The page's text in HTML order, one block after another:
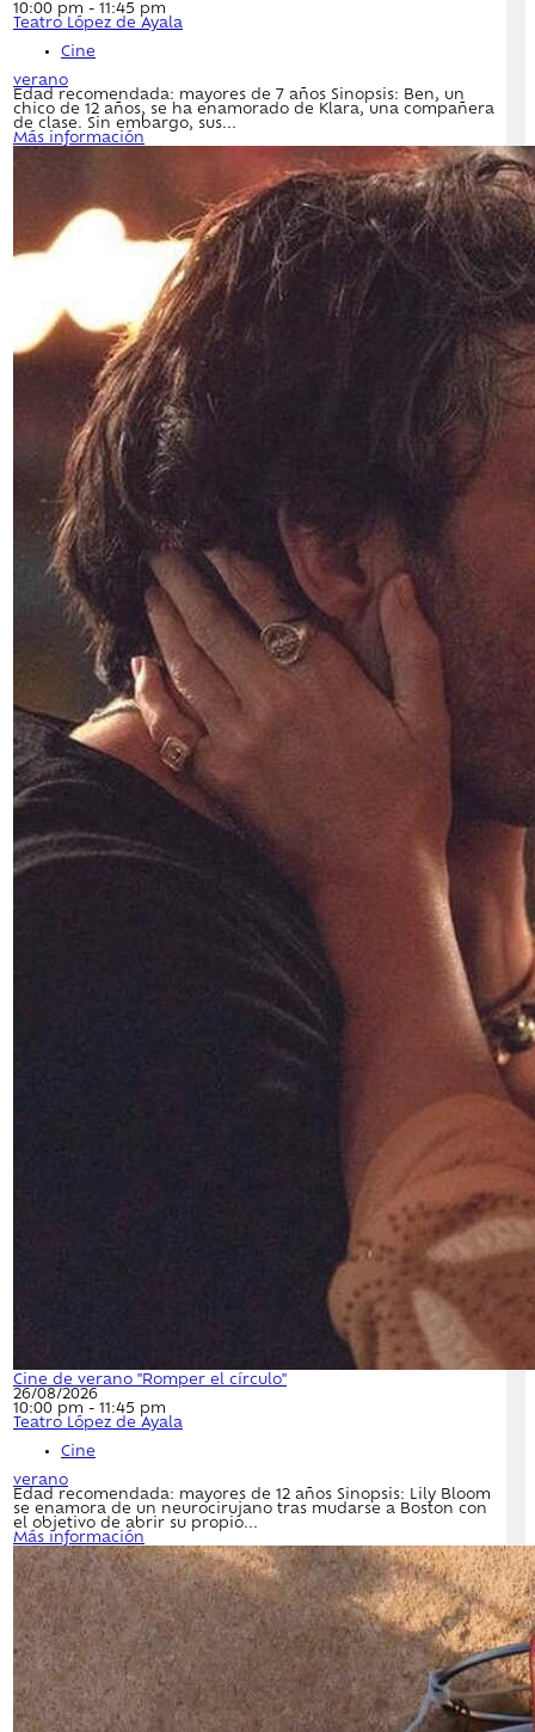
10:00 pm - 11:45 pm
Teatro López de Ayala
Cine
verano
Edad recomendada: mayores de 7 años Sinopsis: Ben, un
chico de 12 años, se ha enamorado de Klara, una compañera
de clase. Sin embargo, sus...
Más información
Cine de verano "Romper el círculo"
26/08/2026
10:00 pm - 11:45 pm
Teatro López de Ayala
Cine
verano
Edad recomendada: mayores de 12 años Sinopsis: Lily Bloom
se enamora de un neurocirujano tras mudarse a Boston con
el objetivo de abrir su propio...
Más información